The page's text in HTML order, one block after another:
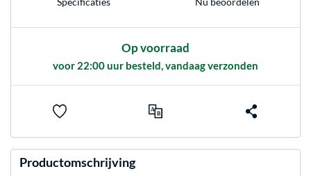
Op voorraad
voor 22:00 uur besteld, vandaag verzonden
Productomschrijving